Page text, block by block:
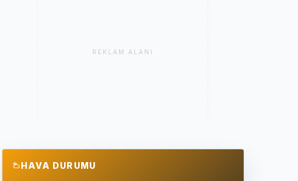
REKLAM ALANI
HAVA DURUMU